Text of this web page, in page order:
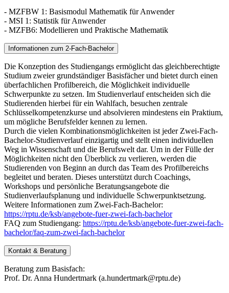
- MZFBW 1: Basismodul Mathematik für Anwender
- MSI 1: Statistik für Anwender
- MZFB6: Modellieren und Praktische Mathematik
Informationen zum 2-Fach-Bachelor
Die Konzeption des Studiengangs ermöglicht das gleichberechtigte
Studium zweier grundständiger Basisfächer und bietet durch einen
überfachlichen Profilbereich, die Möglichkeit individuelle
Schwerpunkte zu setzen. Im Studienverlauf entscheiden sich die
Studierenden hierbei für ein Wahlfach, besuchen zentrale
Schlüsselkompetenzkurse und absolvieren mindestens ein Praktium,
um mögliche Berufsfelder kennen zu lernen.
Durch die vielen Kombinationsmöglichkeiten ist jeder Zwei-Fach-
Bachelor-Studienverlauf einzigartig und stellt einen individuellen
Weg in Wissenschaft und die Berufswelt dar. Um in der Fülle der
Möglichkeiten nicht den Überblick zu verlieren, werden die
Studierenden von Beginn an durch das Team des Profilbereichs
begleitet und beraten. Dieses unterstützt durch Coachings,
Workshops und persönliche Beratungsangebote die
Studienverlaufsplanung und individuelle Schwerpunktsetzung.
Weitere Informationen zum Zwei-Fach-Bachelor:
https://rptu.de/ksb/angebote-fuer-zwei-fach-bachelor
FAQ zum Studiengang: https://rptu.de/ksb/angebote-fuer-zwei-fach-
bachelor/faq-zum-zwei-fach-bachelor
Kontakt & Beratung
Beratung zum Basisfach:
Prof. Dr. Anna Hundertmark (a.hundertmark@rptu.de)